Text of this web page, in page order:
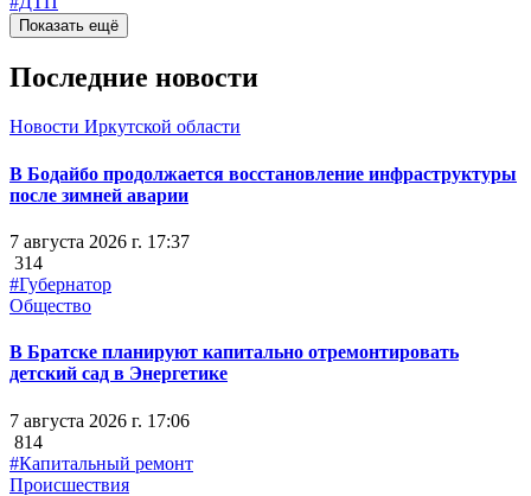
Показать ещё
Последние новости
Новости Иркутской области
В Бодайбо продолжается восстановление инфраструктуры
после зимней аварии
7 августа 2026 г. 17:37
314
#Губернатор
Общество
В Братске планируют капитально отремонтировать
детский сад в Энергетике
7 августа 2026 г. 17:06
814
#Капитальный ремонт
Происшествия